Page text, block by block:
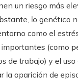
un riesgo más
lo genético
como el
(como
de trabajo) y el uso
la aparición de